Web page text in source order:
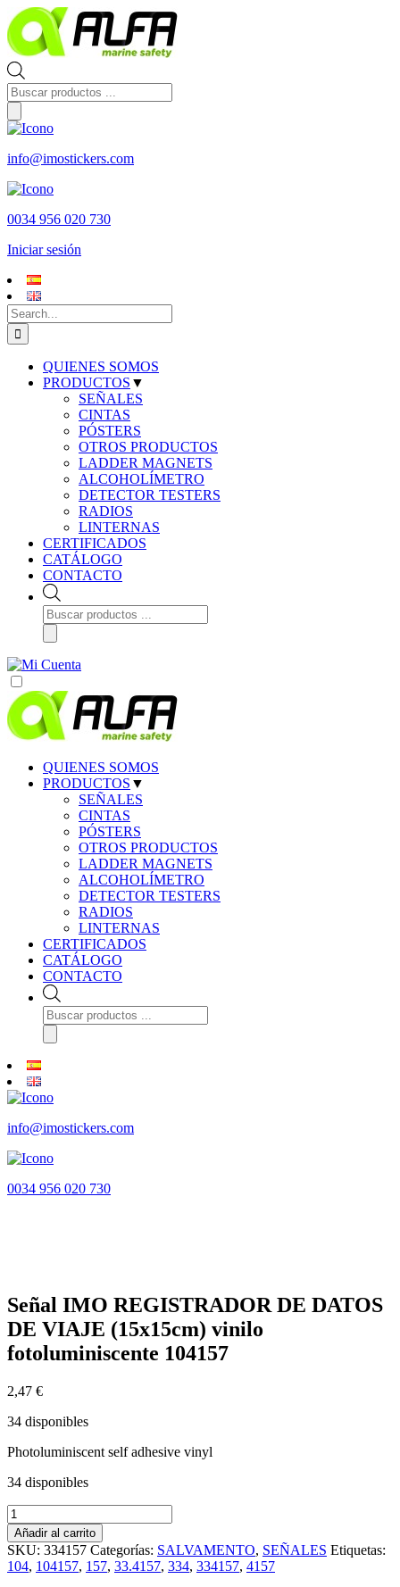
Skip
to
content
Búsqueda
de
productos
info@imostickers.com
0034 956 020 730
Iniciar sesión
Search
for:
QUIENES SOMOS
PRODUCTOS ▼
SEÑALES
CINTAS
PÓSTERS
OTROS PRODUCTOS
LADDER MAGNETS
ALCOHOLÍMETRO
DETECTOR TESTERS
RADIOS
LINTERNAS
CERTIFICADOS
CATÁLOGO
CONTACTO
Búsqueda
de
productos
QUIENES SOMOS
PRODUCTOS ▼
SEÑALES
CINTAS
PÓSTERS
OTROS PRODUCTOS
LADDER MAGNETS
ALCOHOLÍMETRO
DETECTOR TESTERS
RADIOS
LINTERNAS
CERTIFICADOS
CATÁLOGO
CONTACTO
Búsqueda
de
productos
info@imostickers.com
0034 956 020 730
Señal IMO REGISTRADOR DE DATOS
DE VIAJE (15x15cm) vinilo
fotoluminiscente 104157
2,47 €
34 disponibles
Photoluminiscent self adhesive vinyl
34 disponibles
Señal
IMO
REGISTRADOR
DE
DATOS
Añadir al carrito
SKU: 334157 Categorías: SALVAMENTO, SEÑALES Etiquetas:
104, 104157, 157, 33.4157, 334, 334157, 4157